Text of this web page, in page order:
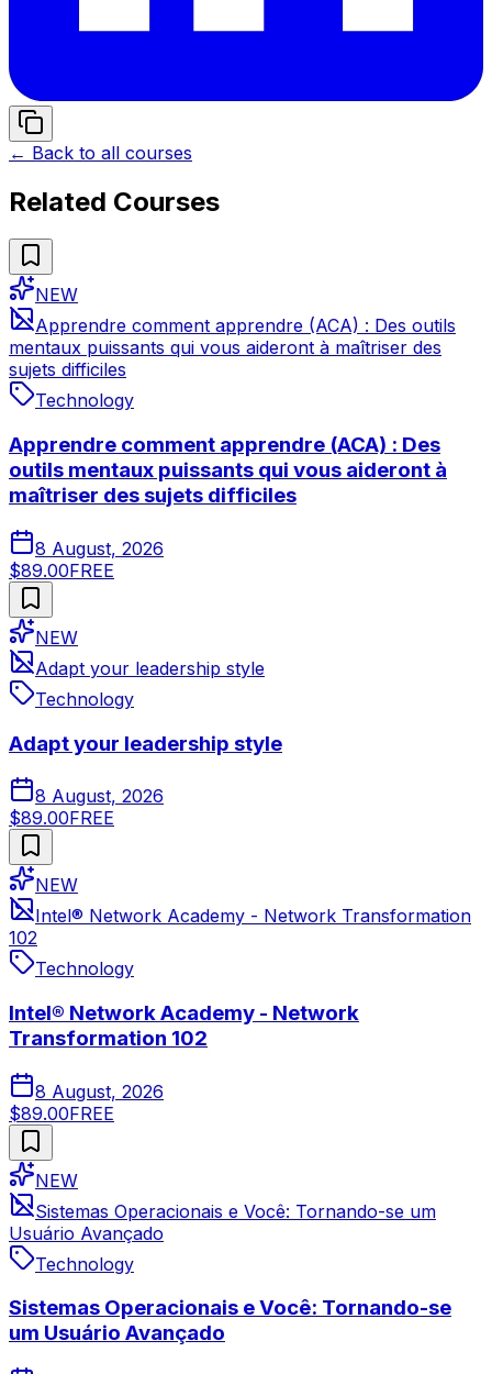
← Back to all courses
Related Courses
NEW
Apprendre comment apprendre (ACA) : Des outils
mentaux puissants qui vous aideront à maîtriser des
sujets difficiles
Technology
Apprendre comment apprendre (ACA) : Des
outils mentaux puissants qui vous aideront à
maîtriser des sujets difficiles
8 August, 2026
$89.00FREE
NEW
Adapt your leadership style
Technology
Adapt your leadership style
8 August, 2026
$89.00FREE
NEW
Intel® Network Academy - Network Transformation
102
Technology
Intel® Network Academy - Network
Transformation 102
8 August, 2026
$89.00FREE
NEW
Sistemas Operacionais e Você: Tornando-se um
Usuário Avançado
Technology
Sistemas Operacionais e Você: Tornando-se
um Usuário Avançado